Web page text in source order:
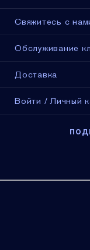
Свяжитесь с
Обслуживание
Доставка
Войти / Личный